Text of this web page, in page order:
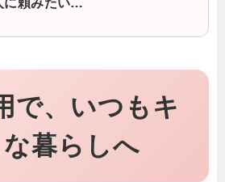
で、いつもキ
暮らしへ